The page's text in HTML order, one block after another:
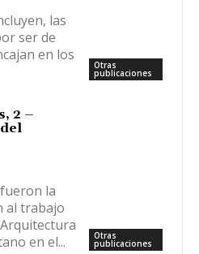
Otras
publicaciones
las
ser de
en los
Otras
publicaciones
2 –
la
al trabajo
en el...